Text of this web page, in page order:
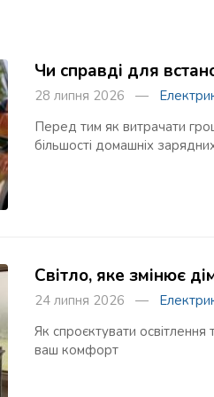
Чи справді для
28 липня 2026 —
Перед тим як витрачати
більшості домашніх
Світло, яке змінює
24 липня 2026 —
Як спроєктувати
ваш комфорт